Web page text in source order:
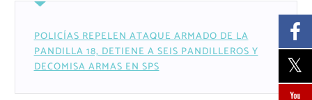
POLICÍAS REPELEN ATAQUE ARMADO DE LA
PANDILLA 18, DETIENE A SEIS PANDILLEROS Y
DECOMISA ARMAS EN SPS